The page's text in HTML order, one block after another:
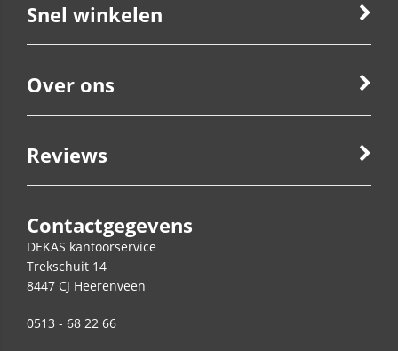
Snel winkelen
Over ons
Reviews
Contactgegevens
DEKAS kantoorservice
Trekschuit 14
8447 CJ Heerenveen
0513 - 68 22 66